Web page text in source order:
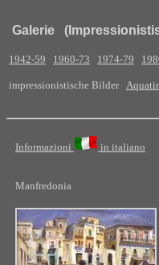
Galerie
1942-59 1960-73 1974-79
impressionistische Bilder
Informazioni in italiano
Manfredonia